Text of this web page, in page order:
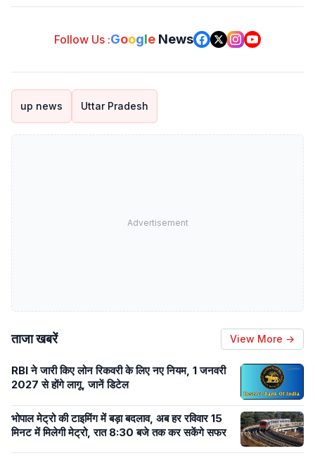
Follow Us :Google News
up news Uttar Pradesh
Advertisement
ताजा खबरें View More →
RBI ने जारी किए लोन रिकवरी के लिए नए नियम, 1 जनवरी
2027 से होंगे लागू, जानें डिटेल
भोपाल मेट्रो की टाइमिंग में बड़ा बदलाव, अब हर रविवार 15
मिनट में मिलेगी मेट्रो, रात 8:30 बजे तक कर सकेंगे सफर